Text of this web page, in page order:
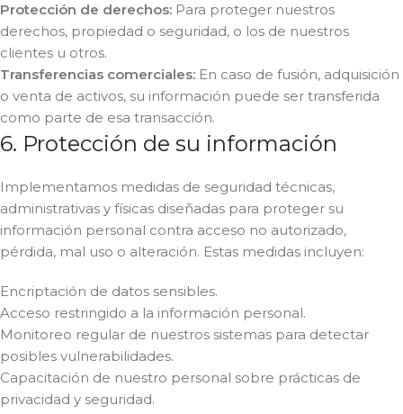
Protección de derechos: Para proteger nuestros
derechos, propiedad o seguridad, o los de nuestros
clientes u otros.
Transferencias comerciales: En caso de fusión, adquisición
o venta de activos, su información puede ser transferida
como parte de esa transacción.
6. Protección de su información
Implementamos medidas de seguridad técnicas,
administrativas y físicas diseñadas para proteger su
información personal contra acceso no autorizado,
pérdida, mal uso o alteración. Estas medidas incluyen:
Encriptación de datos sensibles.
Acceso restringido a la información personal.
Monitoreo regular de nuestros sistemas para detectar
posibles vulnerabilidades.
Capacitación de nuestro personal sobre prácticas de
privacidad y seguridad.